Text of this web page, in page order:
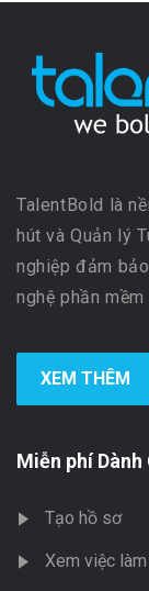
TalentBold là
hút và Quản lý
nghiệp đảm
nghệ phần
XEM THÊM
Miễn phí
Tạo hồ sơ
Xem việc